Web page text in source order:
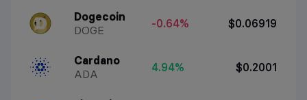
Dogecoin
DOGE
-0.64% $0.06919
Cardano
ADA
4.94% $0.2001